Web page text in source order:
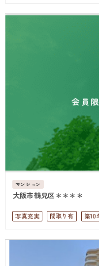
駅徒歩10分以内
オートロ
上下水道完備
会員
マンション
大阪市鶴見区＊＊＊＊
写真充実 間取り有 築10
リフォーム済
駅徒歩10分
南面バルコニー
オートロ